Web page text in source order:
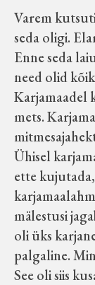
Varem
seda oligi.
Enne seda
need olid
Karjamaadel
mets.
Ühisel
ette
mälestusi
oli üks
palgaline.
See oli siis